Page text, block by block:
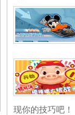
现你的技巧吧！